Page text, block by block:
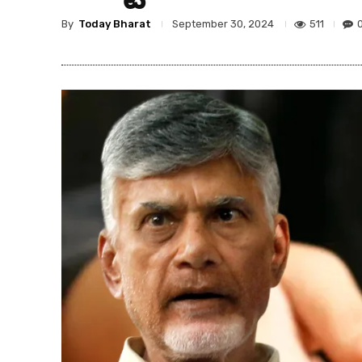
By Today Bharat September 30, 2024 511